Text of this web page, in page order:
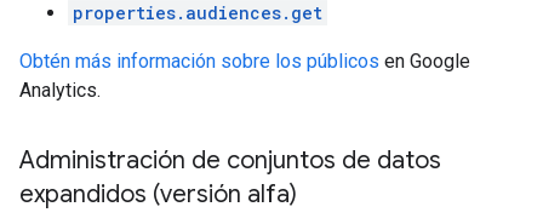
properties.audiences.get
Obtén más información sobre los públicos en Google
Analytics.
Administración de conjuntos de datos
expandidos (versión alfa)